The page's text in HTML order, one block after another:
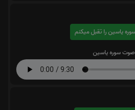
صوت سوره یاسین